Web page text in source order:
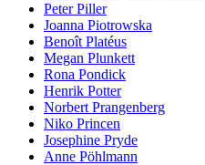
Peter Piller
Joanna Piotrowska
Benoît Platéus
Megan Plunkett
Rona Pondick
Henrik Potter
Norbert Prangenberg
Niko Princen
Josephine Pryde
Anne Pöhlmann